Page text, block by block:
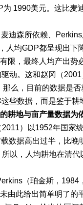
1990美元。这比麦
迪森所依赖、Perkins
人均GDP都呈现出下
限，最终人均产出势
动。这和赵冈（2001
么，目前的数据是
些数据，而是鉴于耕
耕地与亩产量数据为
）以1952年国家
数据高出过半，比晚
以，人均耕地在清代
（珀金斯，1984
由此给出简单明了的